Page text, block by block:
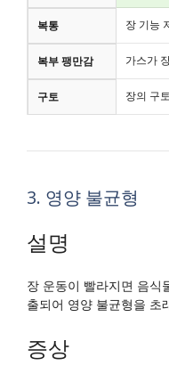
복통 장 기능
복부 팽만감 가스가
구토 장의 구
3. 영양 불균형
설명
장 운동이 빨라지면 음식
출되어 영양 불균형을 초
증상